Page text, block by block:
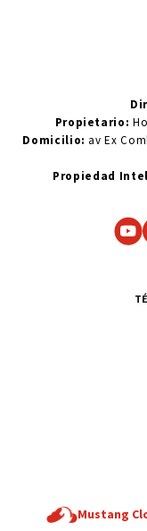
Propietario:
Domicilio: av Ex
Propiedad
Mustang